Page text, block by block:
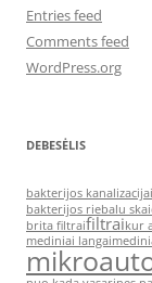
Entries feed
Comments feed
WordPress.org
DEBESĖLIS
bakterijos kanalizacijai
bakterijos riebalu
brita filtraifiltraikur
mediniai langai